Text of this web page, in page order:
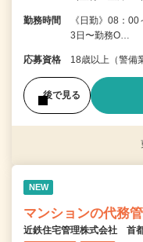
勤務時間
《日勤》08：
3日〜勤務O…
応募資格 18歳以上（警備
後で見る
NEW
マンションの代務
近鉄住宅管理株式会社 首